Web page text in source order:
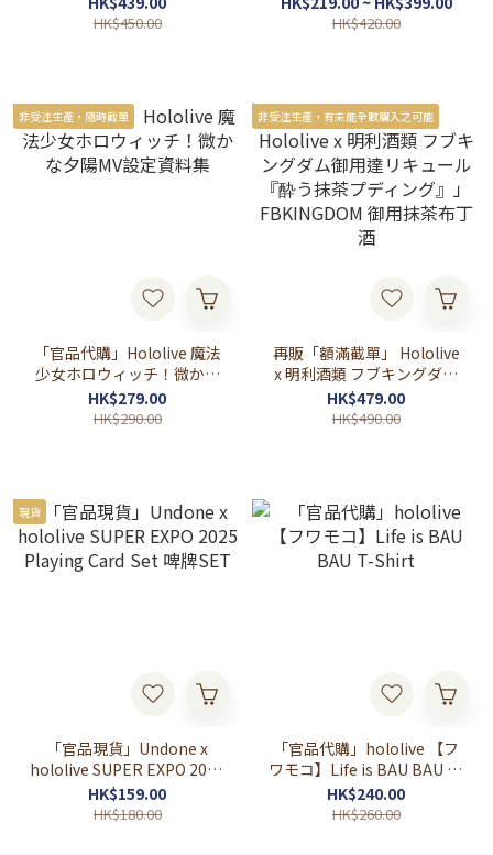
Dream 〜スポットライトは
HK$450.00
MAGIC！～
HK$420.00
非受注生產，隨時截單
「官品代購」Hololive 魔法
少女ホロウィッチ！微かな
夕陽MV設定資料集
HK$279.00
HK$290.00
非受注生產，有未能全數購入之可能
再販「額滿截單」 Hololive
x 明利酒類 フブキングダム
御用達リキュール『酔う抹
茶プディング』」
HK$479.00
HK$490.00
現貨
「官品現貨」Undone x
hololive SUPER EXPO 2025
Playing Card Set 啤牌SET
HK$159.00
HK$180.00
「官品代購」hololive 【フ
ワモコ】Life is BAU BAU T-
Shirt
HK$240.00
HK$260.00